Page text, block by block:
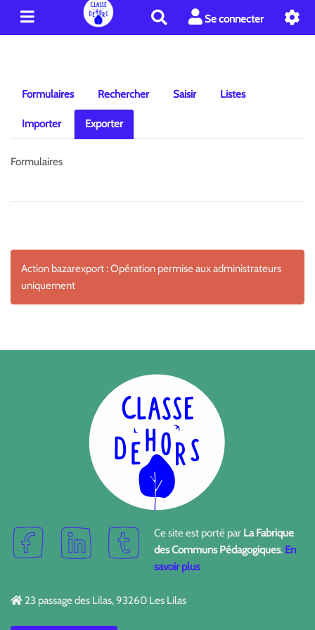
e
r
e
Se connecter
Formulaires Rechercher Saisir Listes
Importer Exporter
Formulaires
Action bazarexport : Opération permise aux administrateurs
uniquement
Ce site est porté par La Fabrique
des Communs Pédagogiques. En
savoir plus
23 passage des Lilas, 93260 Les Lilas